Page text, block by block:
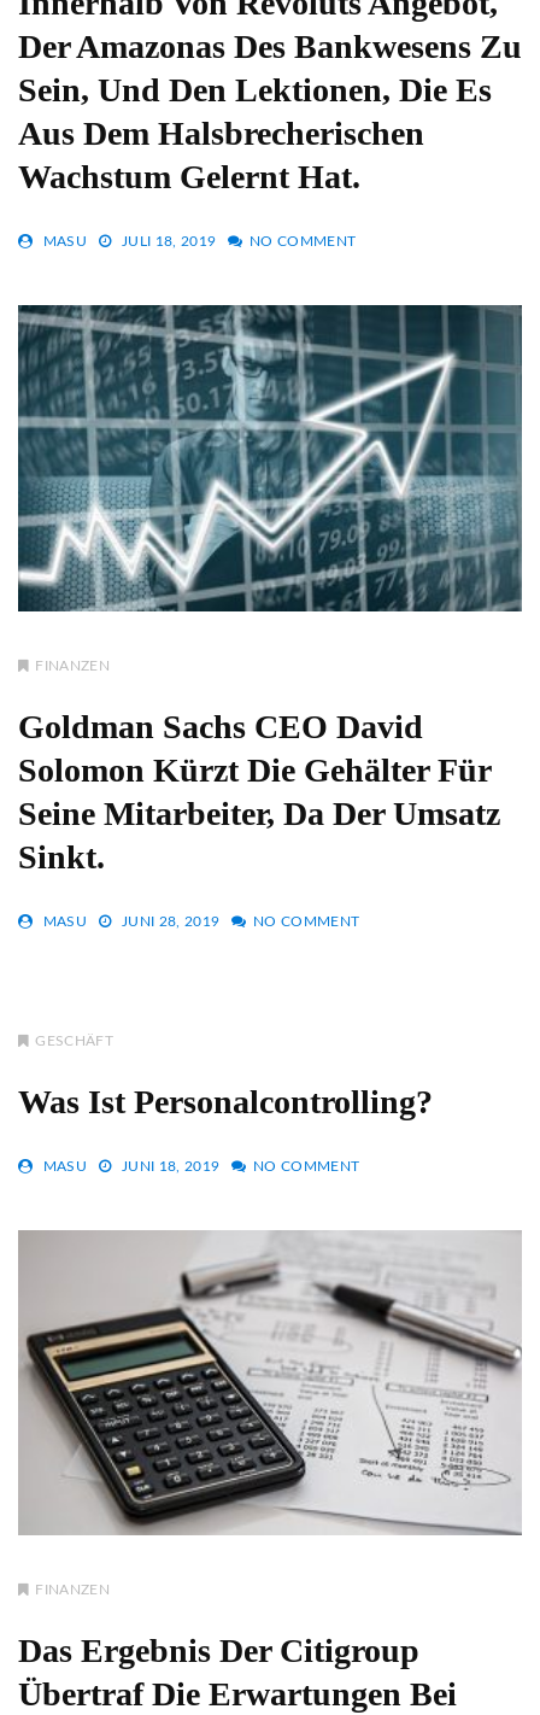
Der Amazonas Des Bankwesens Zu
Sein, Und Den Lektionen, Die Es
Aus Dem Halsbrecherischen
Wachstum Gelernt Hat.
MASU JULI 18, 2019 NO COMMENT
FINANZEN
Goldman Sachs CEO David
Solomon Kürzt Die Gehälter Für
Seine Mitarbeiter, Da Der Umsatz
Sinkt.
MASU JUNI 28, 2019 NO COMMENT
GESCHÄFT
Was Ist Personalcontrolling?
MASU JUNI 18, 2019 NO COMMENT
FINANZEN
Das Ergebnis Der Citigroup
Übertraf Die Erwartungen Bei